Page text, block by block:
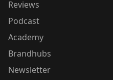
Reviews
Podcast
Academy
Brandhubs
Newsletter